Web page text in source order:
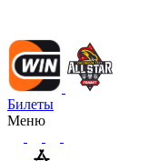
Билеты
Меню